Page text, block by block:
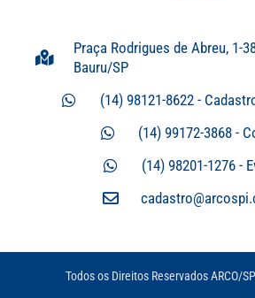
Praça Rodrigues de Abreu, 1-
Bauru/SP
(14) 98121-8622 -
(14) 99172-3868 -
(14) 98201-1276 -
Todos os Direitos Reservados ARCO/